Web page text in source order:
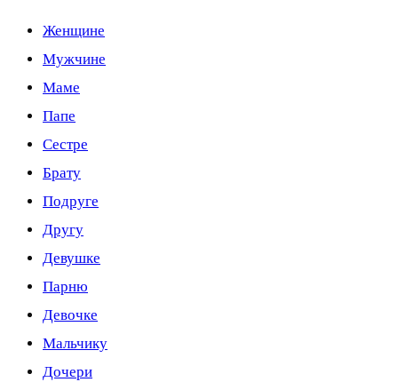
Женщине
Мужчине
Маме
Папе
Сестре
Брату
Подруге
Другу
Девушке
Парню
Девочке
Мальчику
Дочери